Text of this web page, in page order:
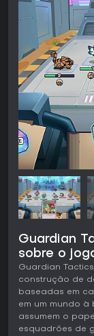
Guardian
sobre o
Guardian
construção de
baseadas em
em um mundo
assumem o
esquadrões de